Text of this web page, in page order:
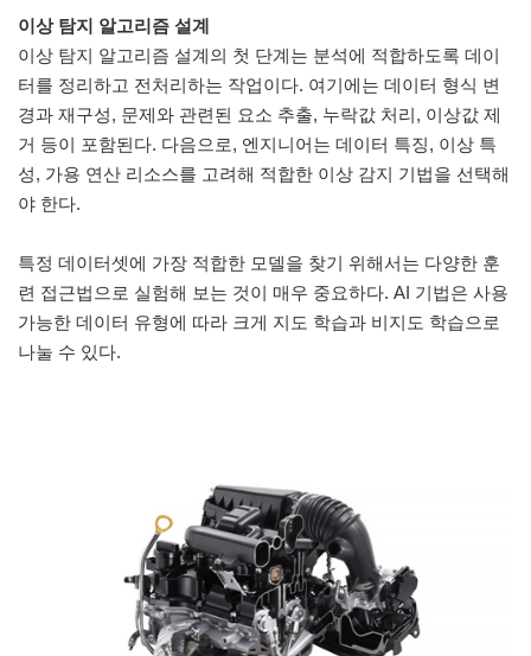
이상 탐지 알고리즘 설계
이상 탐지 알고리즘 설계의 첫 단계는 분석에 적합하도록 데이
터를 정리하고 전처리하는 작업이다. 여기에는 데이터 형식 변
경과 재구성, 문제와 관련된 요소 추출, 누락값 처리, 이상값 제
거 등이 포함된다. 다음으로, 엔지니어는 데이터 특징, 이상 특
성, 가용 연산 리소스를 고려해 적합한 이상 감지 기법을 선택해
야 한다.
특정 데이터셋에 가장 적합한 모델을 찾기 위해서는 다양한 훈
련 접근법으로 실험해 보는 것이 매우 중요하다. AI 기법은 사용
가능한 데이터 유형에 따라 크게 지도 학습과 비지도 학습으로
나눌 수 있다.